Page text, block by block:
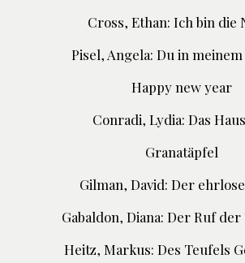
Cross, Ethan: Ich bin die
Pisel, Angela: Du in
Happy new year
Conradi, Lydia: Das
Granatäpfel
Gilman, David: Der
Gabaldon, Diana: Der Ruf
Heitz, Markus: Des Teufels